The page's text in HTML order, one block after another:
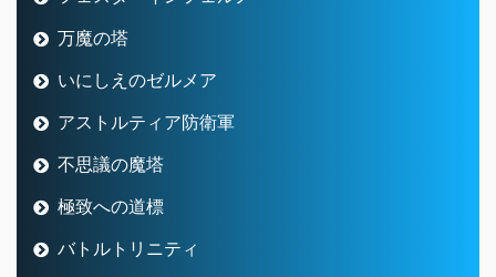
万魔の塔
いにしえのゼルメア
アストルティア防衛軍
不思議の魔塔
極致への道標
バトルトリニティ